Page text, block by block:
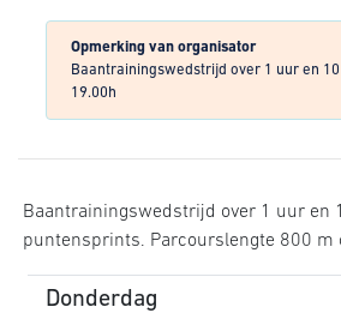
Opmerking van organisator
Baantrainingswedstrijd over 1 uur en
19.00h
Baantrainingswedstrijd over 1 uur en
puntensprints. Parcourslengte 800 m
Donderdag